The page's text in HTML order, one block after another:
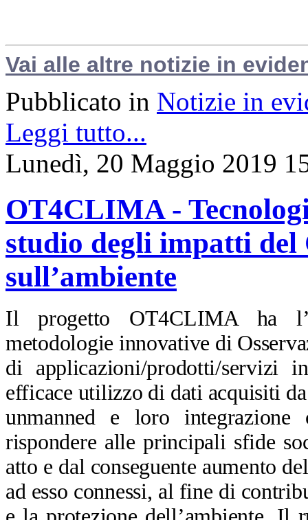
Vai alle altre notizie in
Pubblicato in Notizie in
Leggi tutto...
Lunedì, 20 Maggio 2019
OT4CLIMA -
studio degli impatti
sull’ambiente
Il progetto OT4CLIMA ha
metodologie innovative di
di applicazioni/prodotti/servizi
efficace utilizzo di dati acquisiti
unmanned e loro
rispondere alle principali sfide
atto e dal conseguente aumento
ad esso connessi, al fine di